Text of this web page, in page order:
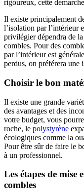
rigoureux, cette
Il existe principalement
l’isolation par l’intérieur
privilégier dépendra de
combles. Pour des
par l’intérieur est
perdus, on préférera une
Choisir le bon
Il existe une grande
des avantages et des
votre budget, vous
roche, le polystyrène
écologiques comme la
Pour être sûr de faire le
à un professionnel.
Les étapes de mise
combles